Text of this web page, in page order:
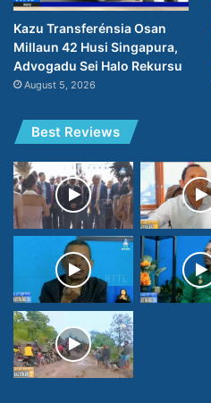
Kazu Transferénsia Osan
Millaun 42 Husi Singapura,
Advogadu Sei Halo Rekursu
August 5, 2026
Best Reviews